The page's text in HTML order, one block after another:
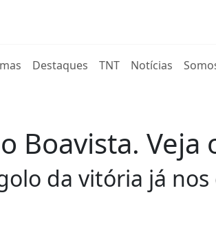
Destaques TNT Notícias
Boavista. Veja
da vitória já nos